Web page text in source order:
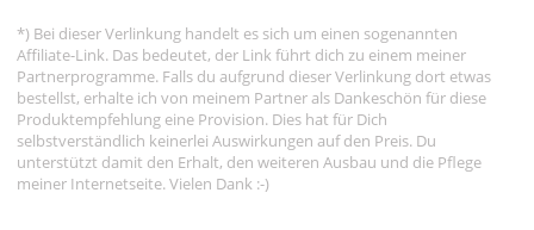
*) Bei dieser Verlinkung handelt es sich um einen sogenannten
Affiliate-Link. Das bedeutet, der Link führt dich zu einem meiner
Partnerprogramme. Falls du aufgrund dieser Verlinkung dort etwas
bestellst, erhalte ich von meinem Partner als Dankeschön für diese
Produktempfehlung eine Provision. Dies hat für Dich
selbstverständlich keinerlei Auswirkungen auf den Preis. Du
unterstützt damit den Erhalt, den weiteren Ausbau und die Pflege
meiner Internetseite. Vielen Dank :-)